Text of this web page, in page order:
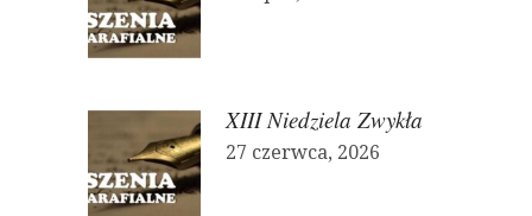
XIII Niedziela Zwykła
27 czerwca, 2026